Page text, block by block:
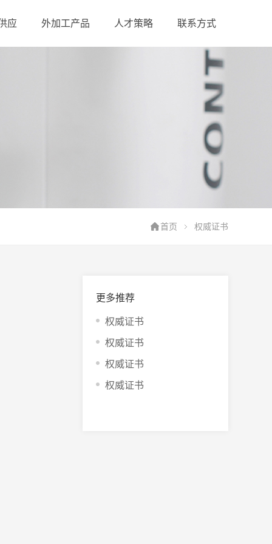
应 外加工产品 人才策略 联系方式
首页 权威证书
更多推荐
权威证书
权威证书
权威证书
权威证书